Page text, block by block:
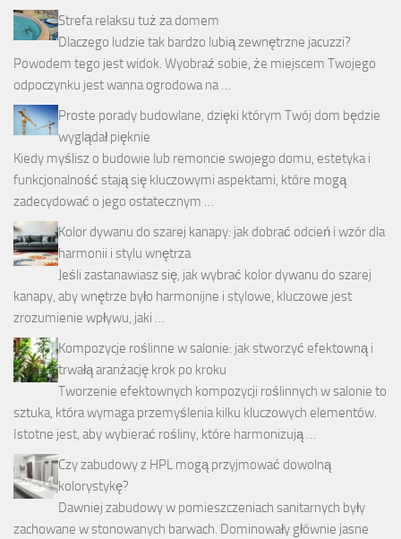
Strefa relaksu tuż za domem
Dlaczego ludzie tak bardzo lubią zewnętrzne jacuzzi?
Powodem tego jest widok. Wyobraź sobie, że miejscem Twojego
odpoczynku jest wanna ogrodowa na …
Proste porady budowlane, dzięki którym Twój dom będzie
wyglądał pięknie
Kiedy myślisz o budowie lub remoncie swojego domu, estetyka i
funkcjonalność stają się kluczowymi aspektami, które mogą
zadecydować o jego ostatecznym …
Kolor dywanu do szarej kanapy: jak dobrać odcień i wzór dla
harmonii i stylu wnętrza
Jeśli zastanawiasz się, jak wybrać kolor dywanu do szarej
kanapy, aby wnętrze było harmonijne i stylowe, kluczowe jest
zrozumienie wpływu, jaki …
Kompozycje roślinne w salonie: jak stworzyć efektowną i
trwałą aranżację krok po kroku
Tworzenie efektownych kompozycji roślinnych w salonie to
sztuka, która wymaga przemyślenia kilku kluczowych elementów.
Istotne jest, aby wybierać rośliny, które harmonizują …
Czy zabudowy z HPL mogą przyjmować dowolną
kolorystykę?
Dawniej zabudowy w pomieszczeniach sanitarnych były
zachowane w stonowanych barwach. Dominowały głównie jasne